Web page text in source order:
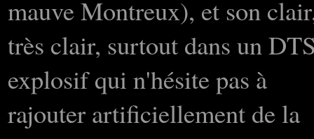
mauve Montreux), et son
très clair, surtout dans un
explosif qui n'hésite pas à
rajouter artificiellement de la